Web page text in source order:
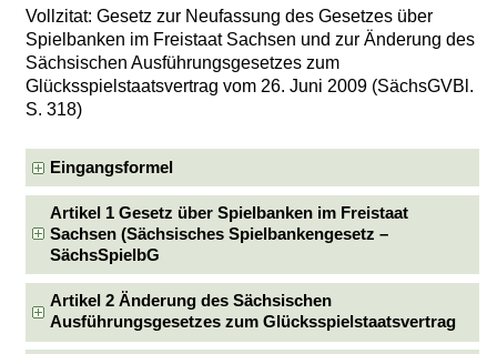
Vollzitat: Gesetz zur Neufassung des Gesetzes über
Spielbanken im Freistaat Sachsen und zur Änderung des
Sächsischen Ausführungsgesetzes zum
Glücksspielstaatsvertrag vom 26. Juni 2009 (SächsGVBl.
S. 318)
Eingangsformel
Artikel 1 Gesetz über Spielbanken im Freistaat
Sachsen (Sächsisches Spielbankengesetz –
SächsSpielbG
Artikel 2 Änderung des Sächsischen
Ausführungsgesetzes zum Glücksspielstaatsvertrag